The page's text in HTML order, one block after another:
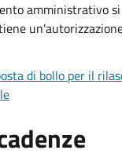
amministrativo
di bollo per il